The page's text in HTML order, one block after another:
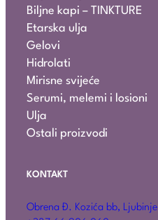
Biljne kapi – TINKTURE
Etarska ulja
Gelovi
Hidrolati
Mirisne svijeće
Serumi, melemi i losioni
Ulja
Ostali proizvodi
KONTAKT
Obrena Đ. Kozića bb, Ljubinje